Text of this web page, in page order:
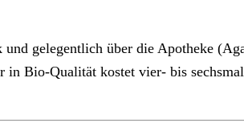
gelegentlich über die Apotheke
Bio-Qualität kostet vier- bis